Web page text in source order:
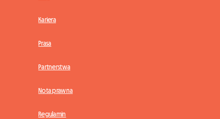
Kariera
Prasa
Partnerstwa
Nota prawna
Regulamin